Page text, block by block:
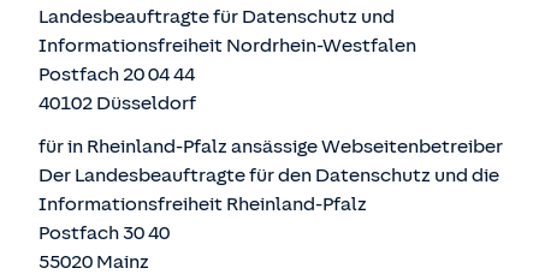
Landesbeauftragte für Datenschutz und
Informationsfreiheit Nordrhein-Westfalen
Postfach 20 04 44
40102 Düsseldorf
für in Rheinland-Pfalz ansässige Webseitenbetreiber
Der Landesbeauftragte für den Datenschutz und die
Informationsfreiheit Rheinland-Pfalz
Postfach 30 40
55020 Mainz